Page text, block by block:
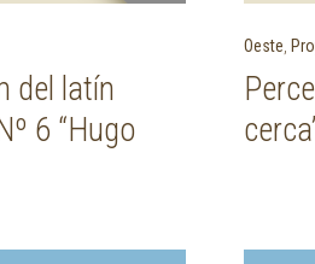
del latín
6 “Hugo
Oeste